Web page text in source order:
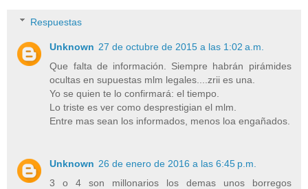
Respuestas
Unknown 27 de octubre de 2015 a las 1:02 a.m.
Que falta de información. Siempre habrán pirámides
ocultas en supuestas mlm legales....zrii es una.
Yo se quien te lo confirmará: el tiempo.
Lo triste es ver como desprestigian el mlm.
Entre mas sean los informados, menos loa engañados.
Unknown 26 de enero de 2016 a las 6:45 p.m.
3 o 4 son millonarios los demas unos borregos